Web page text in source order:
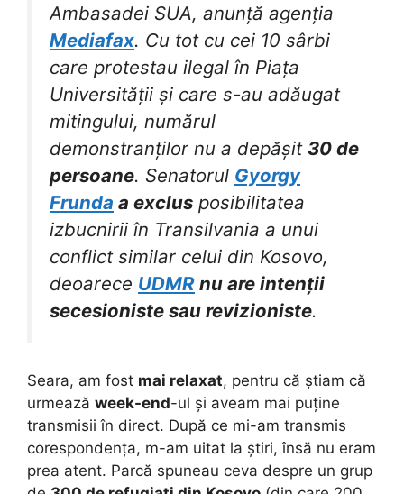
Ambasadei SUA, anunță agenția
Mediafax. Cu tot cu cei 10 sârbi
care protestau ilegal în Piața
Universității și care s-au adăugat
mitingului, numărul
demonstranților nu a depășit 30 de
persoane. Senatorul Gyorgy
Frunda a exclus posibilitatea
izbucnirii în Transilvania a unui
conflict similar celui din Kosovo,
deoarece UDMR nu are intenții
secesioniste sau revizioniste.
Seara, am fost mai relaxat, pentru că știam că
urmează week-end-ul și aveam mai puține
transmisii în direct. După ce mi-am transmis
corespondența, m-am uitat la știri, însă nu eram
prea atent. Parcă spuneau ceva despre un grup